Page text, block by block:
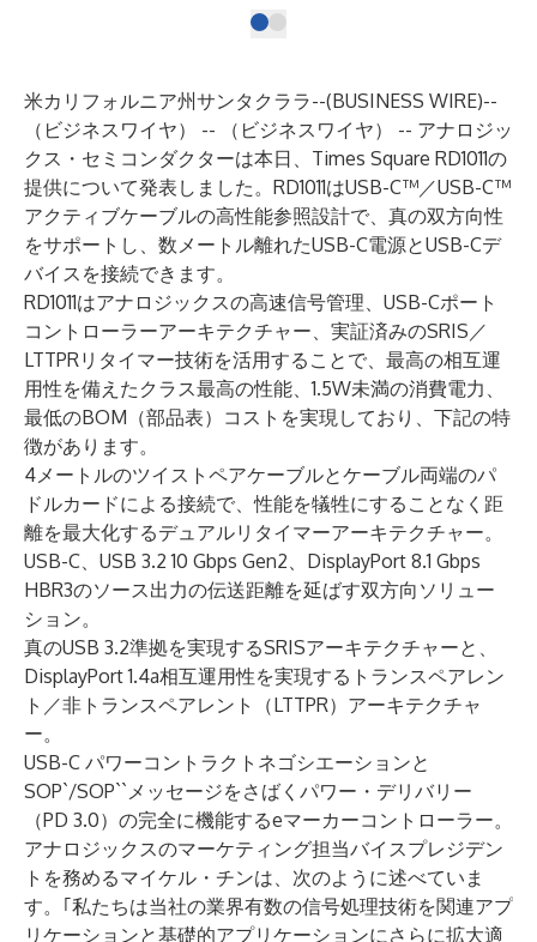
米カリフォルニア州サンタクララ--(BUSINESS WIRE)--
（ビジネスワイヤ） -- （ビジネスワイヤ） -- アナロジッ
クス・セミコンダクターは本日、Times Square RD1011の
提供について発表しました。RD1011はUSB-C™／USB-C™
アクティブケーブルの高性能参照設計で、真の双方向性
をサポートし、数メートル離れたUSB-C電源とUSB-Cデ
バイスを接続できます。
RD1011はアナロジックスの高速信号管理、USB-Cポート
コントローラーアーキテクチャー、実証済みのSRIS／
LTTPRリタイマー技術を活用することで、最高の相互運
用性を備えたクラス最高の性能、1.5W未満の消費電力、
最低のBOM（部品表）コストを実現しており、下記の特
徴があります。
4メートルのツイストペアケーブルとケーブル両端のパ
ドルカードによる接続で、性能を犠牲にすることなく距
離を最大化するデュアルリタイマーアーキテクチャー。
USB-C、USB 3.2 10 Gbps Gen2、DisplayPort 8.1 Gbps
HBR3のソース出力の伝送距離を延ばす双方向ソリュー
ション。
真のUSB 3.2準拠を実現するSRISアーキテクチャーと、
DisplayPort 1.4a相互運用性を実現するトランスペアレン
ト／非トランスペアレント（LTTPR）アーキテクチャ
ー。
USB-C パワーコントラクトネゴシエーションと
SOP`/SOP``メッセージをさばくパワー・デリバリー
（PD 3.0）の完全に機能するeマーカーコントローラー。
アナロジックスのマーケティング担当バイスプレジデン
トを務めるマイケル・チンは、次のように述べていま
す。｢私たちは当社の業界有数の信号処理技術を関連アプ
リケーションと基礎的アプリケーションにさらに拡大適